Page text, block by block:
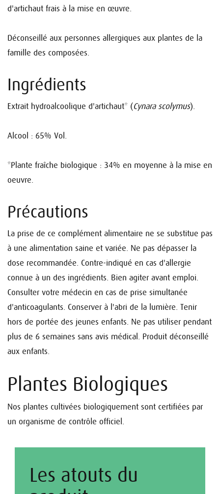
d'artichaut frais à la mise en œuvre.
Déconseillé aux personnes allergiques aux plantes de la
famille des composées.
Ingrédients
Extrait hydroalcoolique d'artichaut* (Cynara scolymus).
Alcool : 65% Vol.
*Plante fraîche biologique : 34% en moyenne à la mise en
oeuvre.
Précautions
La prise de ce complément alimentaire ne se substitue pas
à une alimentation saine et variée. Ne pas dépasser la
dose recommandée. Contre-indiqué en cas d'allergie
connue à un des ingrédients. Bien agiter avant emploi.
Consulter votre médecin en cas de prise simultanée
d'anticoagulants. Conserver à l'abri de la lumière. Tenir
hors de portée des jeunes enfants. Ne pas utiliser pendant
plus de 6 semaines sans avis médical. Produit déconseillé
aux enfants.
Plantes Biologiques
Nos plantes cultivées biologiquement sont certifiées par
un organisme de contrôle officiel.
Les atouts du